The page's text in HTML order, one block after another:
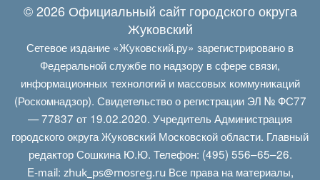
© 2026 Официальный сайт городского округа
Жуковский
Сетевое издание «Жуковский.ру» зарегистрировано в
Федеральной службе по надзору в сфере связи,
информационных технологий и массовых коммуникаций
(Роскомнадзор). Свидетельство о регистрации ЭЛ № ФС77
— 77837 от 19.02.2020. Учредитель Администрация
городского округа Жуковский Московской области. Главный
редактор Сошкина Ю.Ю. Телефон: (495) 556–65–26.
E‑mail: zhuk_ps@mosreg.ruВсе права на материалы,